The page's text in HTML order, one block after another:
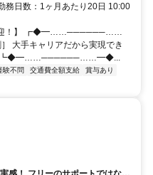
務日数：1ヶ月あたり20日 10:00
歓迎！】 ┏◆━……──────……
大手キャリアだから実現でき
す◎ ┗◆━……──────……━◆...
験不問 交通費全額支給
賞与あり